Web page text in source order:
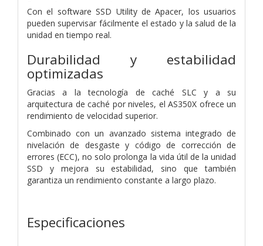
Con el software SSD Utility de Apacer, los usuarios
pueden supervisar fácilmente el estado y la salud de la
unidad en tiempo real.
Durabilidad y estabilidad
optimizadas
Gracias a la tecnología de caché SLC y a su
arquitectura de caché por niveles, el AS350X ofrece un
rendimiento de velocidad superior.
Combinado con un avanzado sistema integrado de
nivelación de desgaste y código de corrección de
errores (ECC), no solo prolonga la vida útil de la unidad
SSD y mejora su estabilidad, sino que también
garantiza un rendimiento constante a largo plazo.
Especificaciones